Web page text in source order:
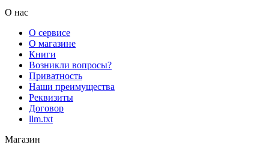
О нас
О сервисе
О магазине
Книги
Возникли вопросы?
Приватность
Наши преимущества
Реквизиты
Договор
llm.txt
Магазин